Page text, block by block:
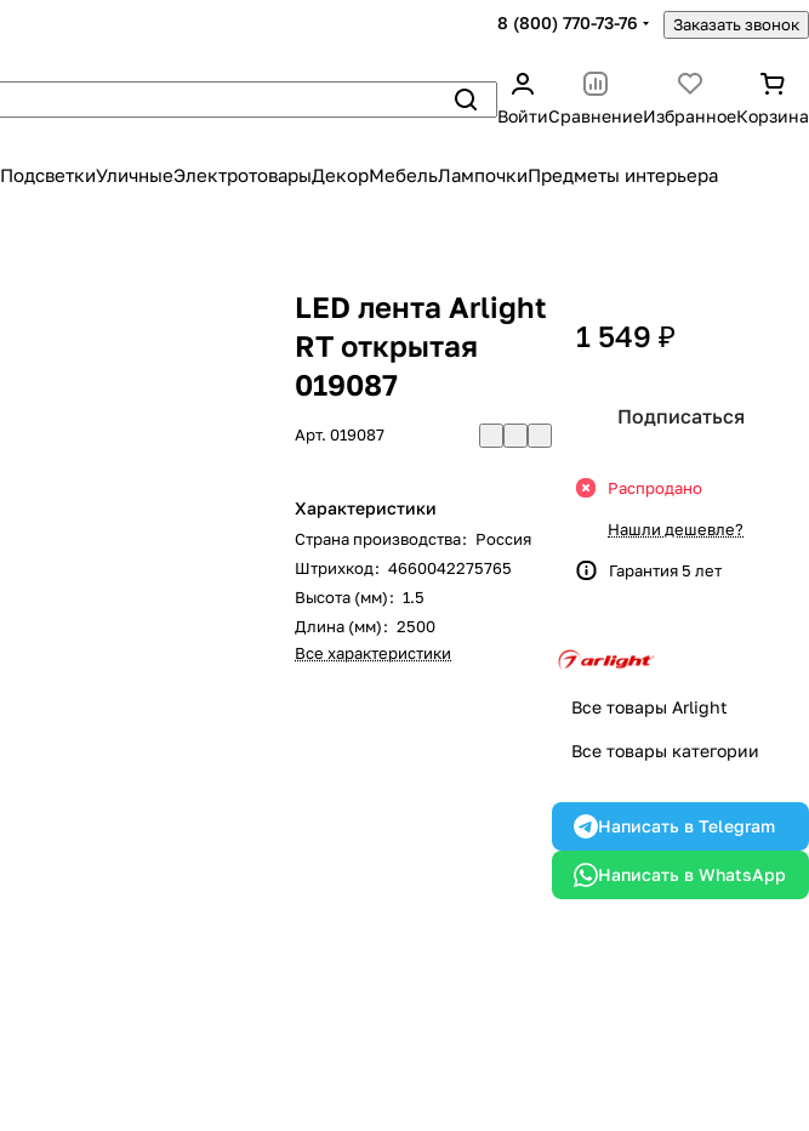
8 (800) 770-73-76 Заказать звонок
ВойтиСравнениеИзбранноеКорзина
ПодсветкиУличныеЭлектротоварыДекорМебельЛампочкиПредметы интерьера
LED лента Arlight
RT открытая
019087
Арт. 019087
Характеристики
Страна производства: Россия
Штрихкод: 4660042275765
Высота (мм): 1.5
Длина (мм): 2500
Все характеристики
1 549 ₽
Подписаться
Распродано
Нашли дешевле?
Гарантия 5 лет
Все товары Arlight
Все товары категории
Написать в Telegram
Написать в WhatsApp